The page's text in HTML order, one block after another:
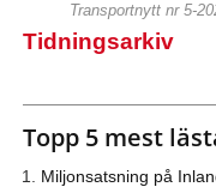
Transportnytt nr 5-
Tidningsarkiv
Topp 5 mest
Miljonsatsning på